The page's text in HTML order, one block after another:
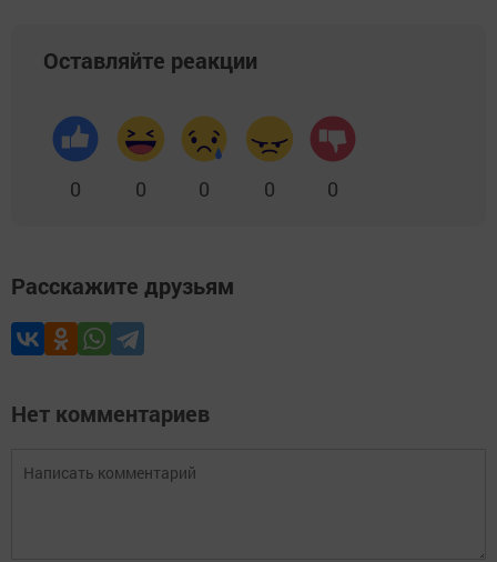
Оставляйте реакции
0 0 0 0 0
Расскажите друзьям
Нет комментариев